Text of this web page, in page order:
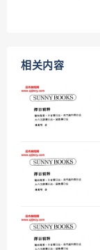
相关内容